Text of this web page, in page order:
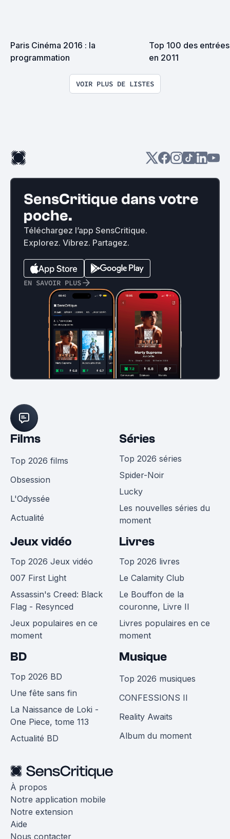
Paris Cinéma 2016 : la
programmation
Top 100 des
en 2011
VOIR PLUS DE LISTES
SensCritique dans votre
poche.
Téléchargez l’app SensCritique.
Explorez. Vibrez. Partagez.
EN SAVOIR PLUS
Films
Top 2026 films
Obsession
L'Odyssée
Actualité
Séries
Top 2026 séries
Spider-Noir
Lucky
Les nouvelles séries du
moment
Jeux vidéo
Top 2026 Jeux vidéo
007 First Light
Assassin's Creed: Black
Flag - Resynced
Jeux populaires en ce
moment
Livres
Top 2026 livres
Le Calamity Club
Le Bouffon de la
couronne, Livre II
Livres populaires en ce
moment
BD
Top 2026 BD
Une fête sans fin
La Naissance de Loki -
One Piece, tome 113
Actualité BD
Musique
Top 2026 musiques
CONFESSIONS II
Reality Awaits
Album du moment
À propos
Notre application mobile
Notre extension
Aide
Nous contacter